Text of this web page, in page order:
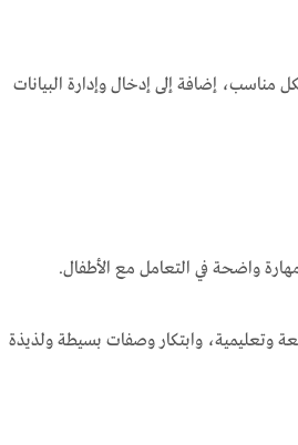
مناسب، إضافة إلى إدخال وإدارة البيانات
واضحة في التعامل مع الأطفال.
وتعليمية، وابتكار وصفات بسيطة ولذيذة